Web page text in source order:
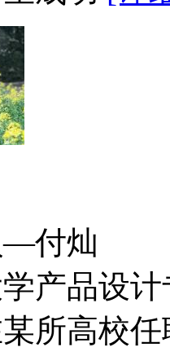
—付灿
产品设
所高校